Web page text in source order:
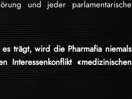
und jeder parlamentarische
trägt, wird die Pharmafia niemals
«medizinischen